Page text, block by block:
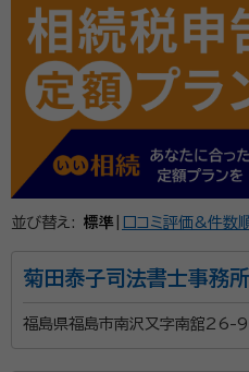
セラー
経歴：
生まれも育ちも福島県郡山市
動産会社勤務、震災後開業
郡山市の終活専門行政書士
続・成年後見・民事信託など
人のために、ご家族のため
らしい、穏やかな、人生の
します。
セラー
並び替え: 標準 口コミ評価&件数
菊田泰子司法書士事務所
福島県福島市南沢又字南舘26-9